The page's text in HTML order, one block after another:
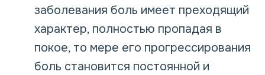
заболевания боль имеет преходящий
характер, полностью пропадая в
покое, то мере его прогрессирования
боль становится постоянной и